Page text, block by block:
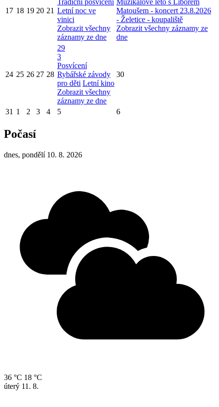
17 18 19 20 21
Tradiční posvícení
Letní noc ve
vinici
Zobrazit všechny
záznamy ze dne
Muzikálové léto s Liborem
Matoušem - koncert 23.8.2026
- Želetice - koupaliště
Zobrazit všechny záznamy ze
dne
24 25 26 27 28
29
3
Posvícení
Rybářské závody
pro děti Letní kino
Zobrazit všechny
záznamy ze dne
30
31 1 2 3 4 5 6
Počasí
dnes, pondělí 10. 8. 2026
36 °C 18 °C
úterý 11. 8.